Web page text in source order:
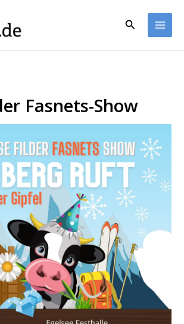
Suchen
Fasnets-Show